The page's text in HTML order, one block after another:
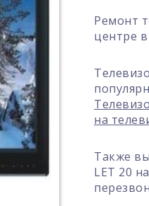
Ремонт
центре
на
Также
LET 20